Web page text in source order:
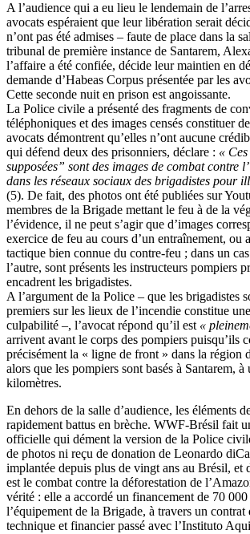
A l’audience qui a eu lieu le lendemain de
avocats espéraient que leur libération serait
n’ont pas été admises – faute de place dans la
tribunal de première instance de Santarem,
l’affaire a été confiée, décide leur maintien en
demande d’Habeas Corpus présentée par les
Cette seconde nuit en prison est angoissante.
La Police civile a présenté des fragments de
téléphoniques et des images censés constituer
avocats démontrent qu’elles n’ont aucune
qui défend deux des prisonniers, déclare : «
supposées” sont des images de combat contre
dans les réseaux sociaux des brigadistes pour
(5). De fait, des photos ont été publiées sur
membres de la Brigade mettant le feu à de la
l’évidence, il ne peut s’agir que d’images
exercice de feu au cours d’un entraînement, ou
tactique bien connue du contre-feu ; dans un
l’autre, sont présents les instructeurs pompiers
encadrent les brigadistes.
A l’argument de la Police – que les brigadistes
premiers sur les lieux de l’incendie constitue
culpabilité –, l’avocat répond qu’il est «
arrivent avant le corps des pompiers puisqu’ils
précisément la « ligne de front » dans la région
alors que les pompiers sont basés à Santarem, à
kilomètres.
En dehors de la salle d’audience, les éléments
rapidement battus en brèche. WWF-Brésil fait
officielle qui dément la version de la Police
de photos ni reçu de donation de Leonardo
implantée depuis plus de vingt ans au Brésil, et
est le combat contre la déforestation de
vérité : elle a accordé un financement de 70
l’équipement de la Brigade, à travers un contrat
technique et financier passé avec l’Instituto